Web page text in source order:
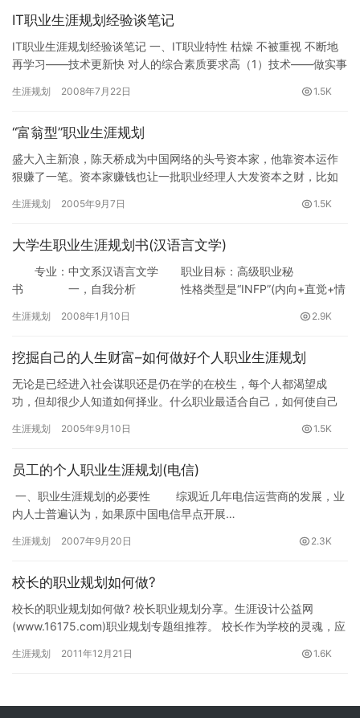
IT职业生涯规划经验谈笔记
IT职业生涯规划经验谈笔记 一、IT职业特性 枯燥 不被重视 不断地
再学习——技术更新快 对人的综合素质要求高（1）技术——做实事
生涯规划 2008年7月22日 1.5K
“富翁型”职业生涯规划
盛大入主新浪，陈天桥成为中国网络的头号资本家，他靠资本运作
狠赚了一笔。资本家赚钱也让一批职业经理人大发资本之财，比如
之路，…
生涯规划 2005年9月7日 1.5K
大学生职业生涯规划书(汉语言文学)
专业：中文系汉语言文学 职业目标：高级职业秘
书 一，自我分析 性格类型是“INFP”(内向+直觉+情
的…
生涯规划 2008年1月10日 2.9K
挖掘自己的人生财富–如何做好个人职业生涯规划
无论是已经进入社会谋职还是仍在学的在校生，每个人都渴望成
功，但却很少人知道如何择业。什么职业最适合自己，如何使自己
没有像成…
生涯规划 2005年9月10日 1.5K
员工的个人职业生涯规划(电信)
一、职业生涯规划的必要性 综观近几年电信运营商的发展，业
内人士普遍认为，如果原中国电信早点开展…
生涯规划 2007年9月20日 2.3K
校长的职业规划如何做?
校长的职业规划如何做? 校长职业规划分享。生涯设计公益网
(www.16175.com)职业规划专题组推荐。 校长作为学校的灵魂，应
生涯规划 2011年12月21日 1.6K